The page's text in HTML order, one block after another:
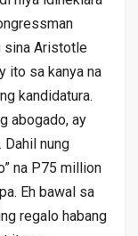
sina Aristotle
ito sa kanya na
kandidatura.
abogado, ay
Dahil nung
na P75 million
Eh bawal sa
regalo habang